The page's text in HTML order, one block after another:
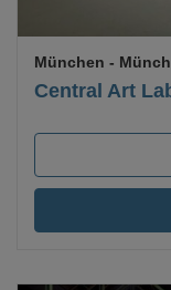
Central Art
München -